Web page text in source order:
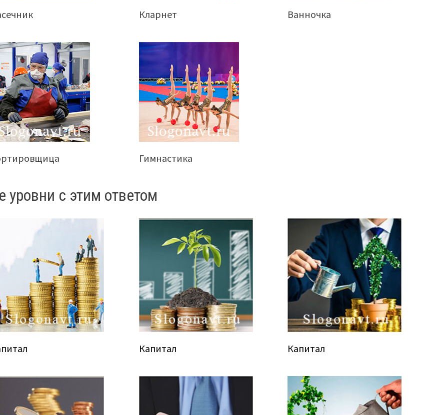
Кларнет Ванночка
Гимнастика
уровни с этим ответом
Капитал Капитал